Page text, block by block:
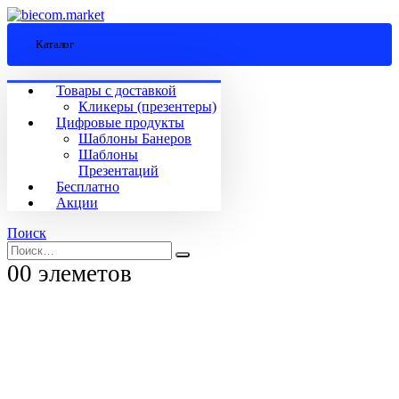
Каталог
Товары с доставкой
Кликеры (презентеры)
Цифровые продукты
Шаблоны Банеров
Шаблоны
Презентаций
Бесплатно
Акции
Поиск
00 элеметов